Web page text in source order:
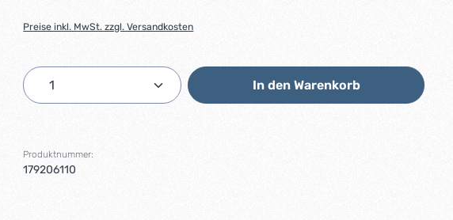
Preise inkl. MwSt. zzgl. Versandkosten
Produkt Anzahl: Gib den gewünschten Wert ein
In den Warenkorb
Produktnummer:
179206110